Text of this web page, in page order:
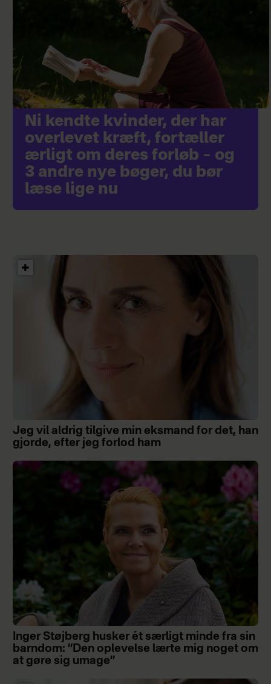
Ni kendte kvinder, der har
overlevet kræft, fortæller
ærligt om deres forløb – og
3 andre nye bøger, du bør
læse lige nu
Jeg vil aldrig tilgive min eksmand for det, han
gjorde, efter jeg forlod ham
Inger Støjberg husker ét særligt minde fra sin
barndom: ”Den oplevelse lærte mig noget om
at gøre sig umage”